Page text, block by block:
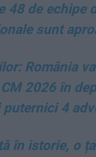
48 de echipe
sunt
România
2026 în
4
în istorie, o